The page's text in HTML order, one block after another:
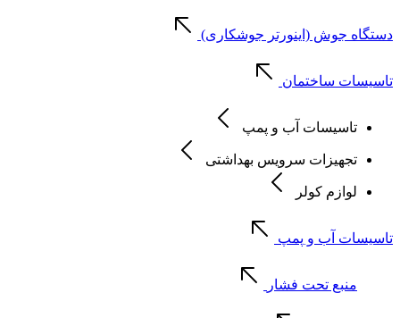
دستگاه جوش (اینورتر جوشکاری)
تاسیسات ساختمان
تاسیسات آب و پمپ
تجهیزات سرویس بهداشتی
لوازم کولر
تاسیسات آب و پمپ
منبع تحت فشار